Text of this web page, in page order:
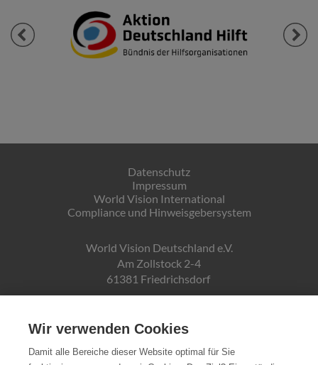
Previous Next
Datenschutz
Impressum
World Vision International
Compliance und Hinweisgebersystem
World Vision Deutschland e.V.
Am Zollstock 2-4
61381 Friedrichsdorf
DE19ZZZ00000150171
Wir verwenden Cookies
Damit alle Bereiche dieser Website optimal für Sie